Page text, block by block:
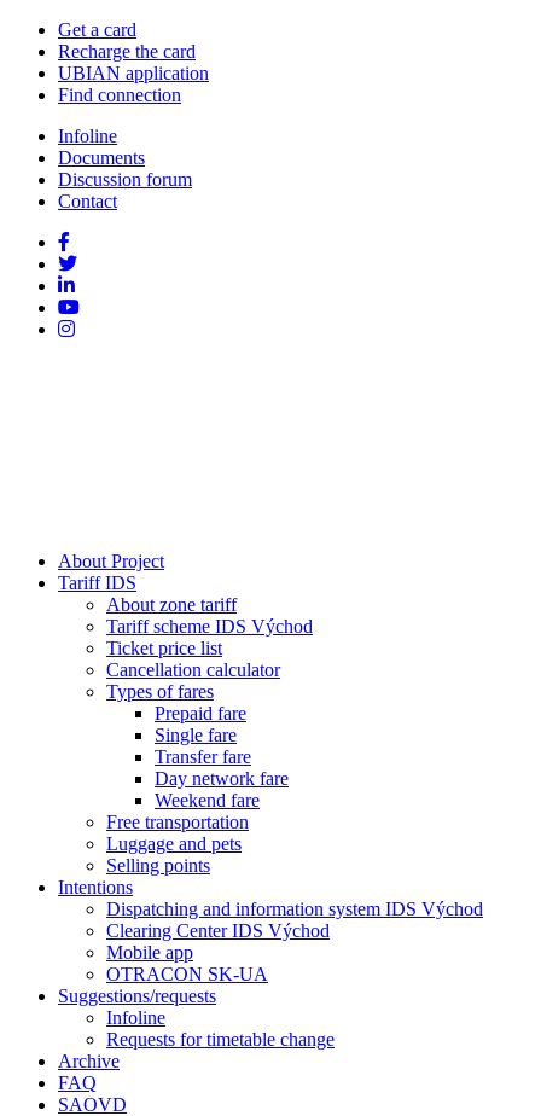
Get a card
Recharge the card
UBIAN application
Find connection
Infoline
Documents
Discussion forum
Contact
About Project
Tariff IDS
About zone tariff
Tariff scheme IDS Východ
Ticket price list
Cancellation calculator
Types of fares
Prepaid fare
Single fare
Transfer fare
Day network fare
Weekend fare
Free transportation
Luggage and pets
Selling points
Intentions
Dispatching and information system IDS Východ
Clearing Center IDS Východ
Mobile app
OTRACON SK-UA
Suggestions/requests
Infoline
Requests for timetable change
Archive
FAQ
SAOVD